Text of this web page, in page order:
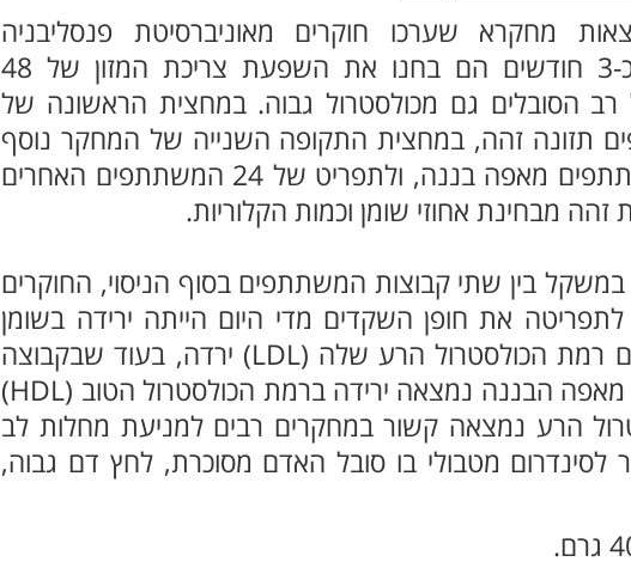
תוצאות מחקרא שערכו חוקרים מאוניברסיטת פנסליבניה
שבארצות הברית. במשך כ-3 חודשים הם בחנו את השפעת צריכת המזון של 48
רב הסובלים גם מכולסטרול גבוה. במחצית הראשונה של
תזונה זהה, במחצית התקופה השנייה של המחקר נוסף
לתפריט של של 24 מהמשתתפים מאפה בננה, ולתפריט של 24 המשתתפים האחרים
מבחינת אחוזי שומן וכמות הקלוריות.
בין שתי קבוצות המשתתפים בסוף הניסוי, החוקרים
את חופן השקדים מדי היום הייתה ירידה בשומן
הבטני ובהיקף המותניים. גם רמת הכולסטרול הרע שלה (LDL) ירדה, בעוד שבקבוצה
שהוסיפה לתפריט שלה את מאפה הבננה נמצאה ירידה ברמת הכולסטרול הטוב (HDL)
הרע נמצאה קשור במחקרים רבים למניעת מחלות לב
לסינדרום מטבולי בו סובל האדם מסוכרת, לחץ דם גבוה,